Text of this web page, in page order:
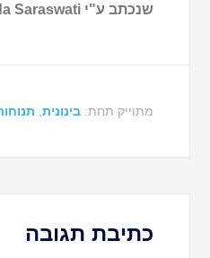
שנכתב ע"י Swami Satyananda Saraswati.
מתוייק תחת:בינונית
כתיבת תגובה